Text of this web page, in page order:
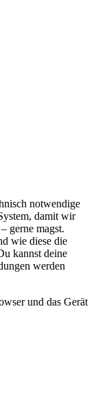
notwendige
damit wir
gerne magst.
wie diese die
kannst deine
werden
und das Gerät